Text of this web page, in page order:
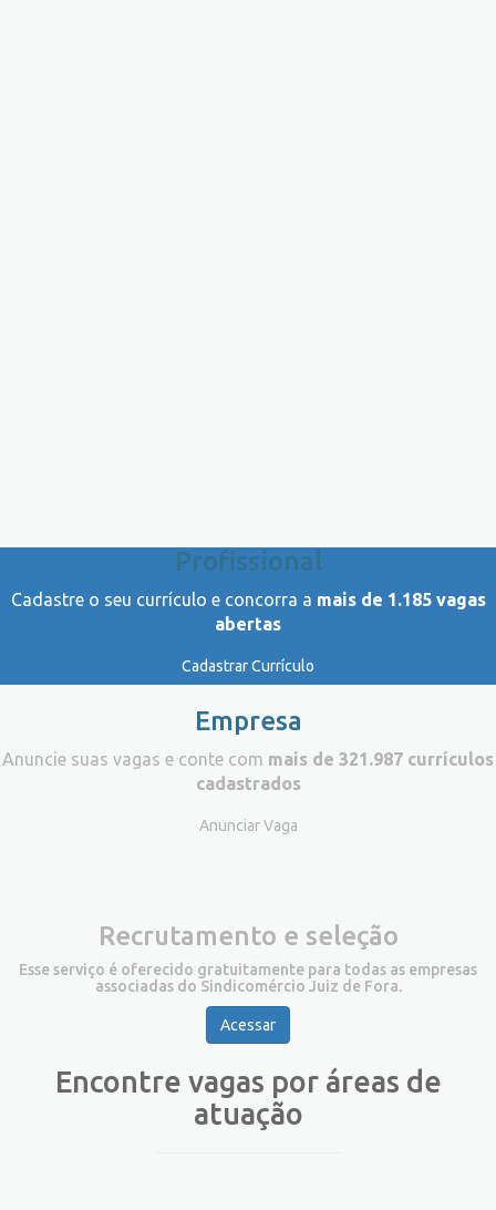
Profissional
Cadastre o seu currículo e concorra a mais de 1.185 vagas
abertas
Cadastrar Currículo
Empresa
Anuncie suas vagas e conte com mais de 321.987 currículos
cadastrados
Anunciar Vaga
Recrutamento e seleção
Esse serviço é oferecido gratuitamente para todas as empresas
associadas do Sindicomércio Juiz de Fora.
Acessar
Encontre vagas por áreas de
atuação